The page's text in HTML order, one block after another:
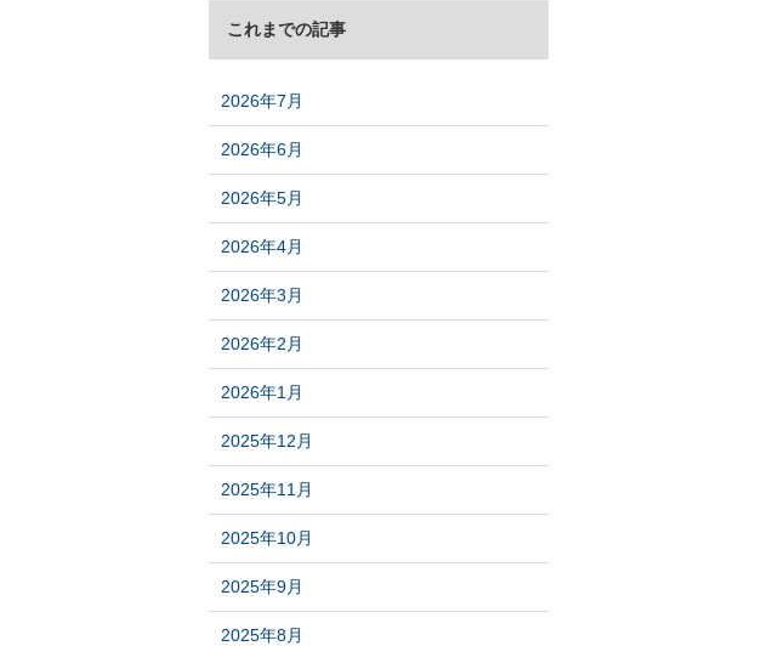
これまでの記事
2026年7月
2026年6月
2026年5月
2026年4月
2026年3月
2026年2月
2026年1月
2025年12月
2025年11月
2025年10月
2025年9月
2025年8月